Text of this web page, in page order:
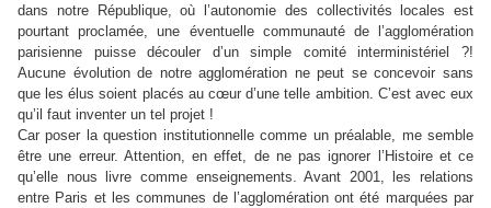
dans notre République, où l’autonomie des collectivités locales est
pourtant proclamée, une éventuelle communauté de l’agglomération
parisienne puisse découler d’un simple comité interministériel ?!
Aucune évolution de notre agglomération ne peut se concevoir sans
que les élus soient placés au cœur d’une telle ambition. C’est avec eux
qu’il faut inventer un tel projet !
Car poser la question institutionnelle comme un préalable, me semble
être une erreur. Attention, en effet, de ne pas ignorer l’Histoire et ce
qu’elle nous livre comme enseignements. Avant 2001, les relations
entre Paris et les communes de l’agglomération ont été marquées par